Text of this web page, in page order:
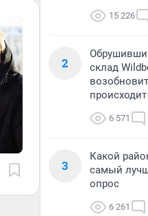
15 226
2
склад
6 571
3
Какой
самый
опрос
6 261